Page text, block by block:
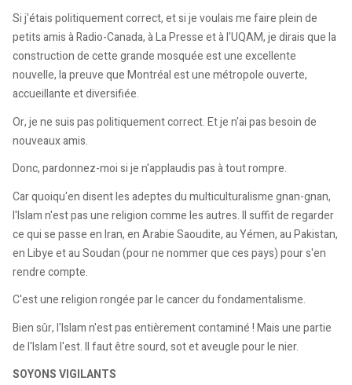
Si j'étais politiquement correct, et si je voulais me faire plein de
petits amis à Radio-Canada, à La Presse et à l'UQAM, je dirais que la
construction de cette grande mosquée est une excellente
nouvelle, la preuve que Montréal est une métropole ouverte,
accueillante et diversifiée.
Or, je ne suis pas politiquement correct. Et je n'ai pas besoin de
nouveaux amis.
Donc, pardonnez-moi si je n'applaudis pas à tout rompre.
Car quoiqu'en disent les adeptes du multiculturalisme gnan-gnan,
l'Islam n'est pas une religion comme les autres. Il suffit de regarder
ce qui se passe en Iran, en Arabie Saoudite, au Yémen, au Pakistan,
en Libye et au Soudan (pour ne nommer que ces pays) pour s'en
rendre compte.
C'est une religion rongée par le cancer du fondamentalisme.
Bien sûr, l'Islam n'est pas entièrement contaminé ! Mais une partie
de l'Islam l'est. Il faut être sourd, sot et aveugle pour le nier.
SOYONS VIGILANTS